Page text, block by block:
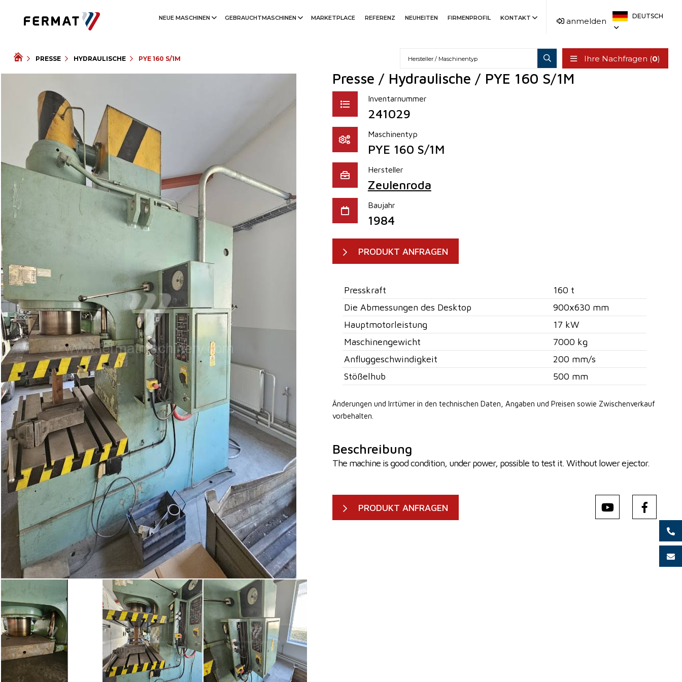
NEUE MASCHINEN GEBRAUCHTMASCHINEN MARKETPLACE REFERENZ NEUHEITEN FIRMENPROFIL KONTAKT anmelden
DEUTSCH
PRESSE HYDRAULISCHE PYE 160 S/1M Ihre Nachfragen (0)
Presse / Hydraulische / PYE 160 S/1M
Inventarnummer
241029
Maschinentyp
PYE 160 S/1M
Hersteller
Zeulenroda
Baujahr
1984
PRODUKT ANFRAGEN
Presskraft
160 t
Die Abmessungen des Desktop
900x630 mm
Hauptmotorleistung
17 kW
Maschinengewicht
7000 kg
Anfluggeschwindigkeit
200 mm/s
Stößelhub
500 mm
Änderungen und Irrtümer in den technischen Daten, Angaben und Preisen sowie Zwischenverkauf
vorbehalten.
Beschreibung
The machine is good condition, under power, possible to test it. Without lower ejector.
PRODUKT ANFRAGEN